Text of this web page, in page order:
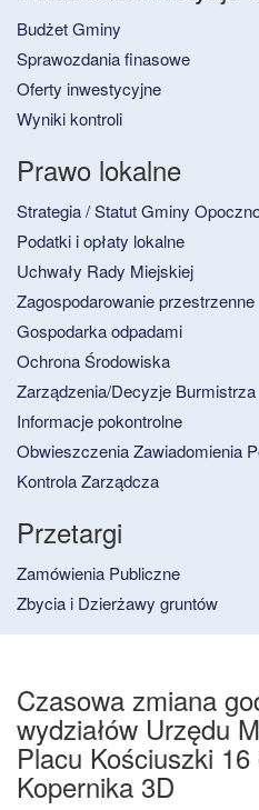
Budżet Gminy
Sprawozdania finasowe
Oferty inwestycyjne
Wyniki kontroli
Prawo lokalne
Strategia / Statut Gminy
Podatki i opłaty lokalne
Uchwały Rady Miejskiej
Zagospodarowanie przestrzenne
Gospodarka odpadami
Ochrona Środowiska
Zarządzenia/Decyzje Burmistrza
Informacje pokontrolne
Obwieszczenia Zawiadomienia
Kontrola Zarządcza
Przetargi
Zamówienia Publiczne
Zbycia i Dzierżawy gruntów
Czasowa zmiana
wydziałów Urzędu
Placu Kościuszki
Kopernika 3D